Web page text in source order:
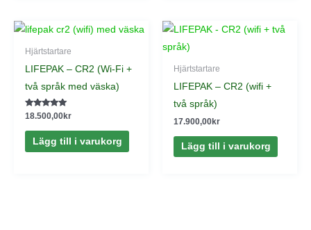
Hjärtstartare
LIFEPAK – CR2 (Wi-Fi +
två språk med väska)
Betygsatt
av 5
18.500,00kr
Lägg till i varukorg
Hjärtstartare
LIFEPAK – CR2 (wifi +
två språk)
17.900,00kr
Lägg till i varukorg